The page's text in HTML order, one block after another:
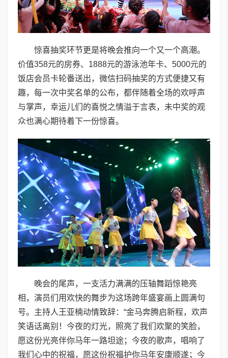
惊喜抽奖环节更是将晚会推向一个又一个高潮。
价值358元的房券、1888元的游泳池年卡、5000元的
饭店会员卡轮番送出，微信扫码抽奖的方式便捷又有
趣，每一次中奖名单的公布，都伴随着全场的欢呼声
与掌声，幸运儿们的喜悦之情溢于言表，未中奖的观
众也满心期待着下一份惊喜。
晚会的尾声，一支活力满满的压轴舞蹈惊艳亮
相，演员们用欢快的舞步为这场跨年盛宴画上圆满句
号。主持人王亚楠动情致辞：“金马奔腾启新程，欢声
笑语话离别！今夜的灯光，照亮了我们欢聚的笑脸，
愿这份光亮伴你马年一路坦途；今夜的歌声，唱响了
我们心中的祝福，愿这份祝福护你马年安康顺遂；今